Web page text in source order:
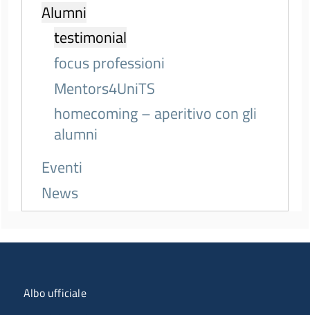
Alumni
testimonial
focus professioni
Mentors4UniTS
homecoming – aperitivo con gli
alumni
Eventi
News
Menu organizzazione
Albo ufficiale